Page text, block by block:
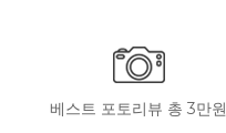
베스트 포토리뷰 총 3만원